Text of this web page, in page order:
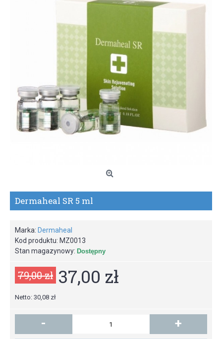
Dermaheal SR 5 ml
Marka: Dermaheal
Kod produktu: MZ0013
Stan magazynowy: Dostępny
79,00 zł 37,00 zł
Netto: 30,08 zł
- +